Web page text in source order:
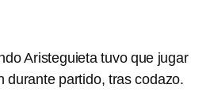
Aristeguieta tuvo que jugar
durante partido, tras codazo.